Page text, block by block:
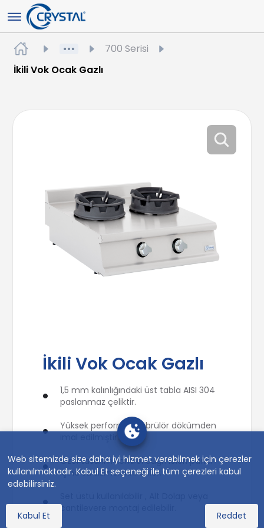
Web sitemizde size daha iyi hizmet verebilmek için çerezler
kullanılmaktadır. Kabul Et seçeneği ile tüm çerezleri kabul
edebilirsiniz.
Kabul Et Reddet
700 Serisi
İkili Vok Ocak Gazlı
İkili Vok Ocak Gazlı
1,5 mm kalınlığındaki üst tabla AISI 304
paslanmaz çeliktir.
Yüksek performanslı brülör dökümden
imal edilmiştir.
Özel tasarım kontrol düğmeleri panel
içine su sızmalarını önler.
cantilevere montaj edilebilir.